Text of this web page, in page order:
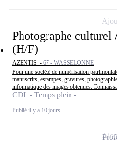
Photographe culturel
(H/F)
AZENTIS - 67 - WASSELONNE
Pour une société de numérisation
manuscrits, estampes, gravures,
informatique des images obtenues.
CDI - Temps plein
Publié il y a 10 jours